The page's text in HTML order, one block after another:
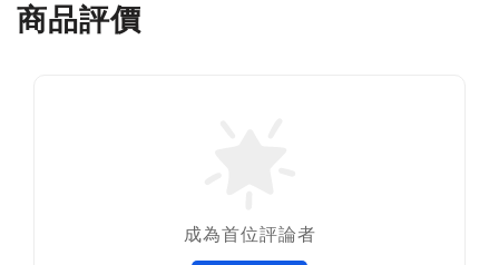
商品評價
成為首位評論者